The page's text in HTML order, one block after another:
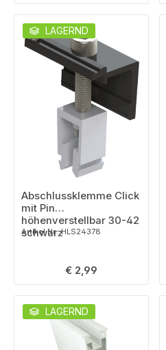
LAGERND
Abschlussklemme Click
mit Pin
höhenverstellbar 30-42
schwarz
Artikel Nr.: HLS24378
Regulärer Preis:
€ 2,99
LAGERND